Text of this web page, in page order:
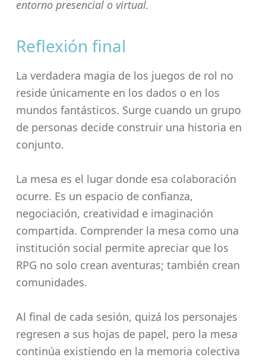
entorno presencial o virtual.
Reflexión final
La verdadera magia de los juegos de rol no
reside únicamente en los dados o en los
mundos fantásticos. Surge cuando un grupo
de personas decide construir una historia en
conjunto.
La mesa es el lugar donde esa colaboración
ocurre. Es un espacio de confianza,
negociación, creatividad e imaginación
compartida. Comprender la mesa como una
institución social permite apreciar que los
RPG no solo crean aventuras; también crean
comunidades.
Al final de cada sesión, quizá los personajes
regresen a sus hojas de papel, pero la mesa
continúa existiendo en la memoria colectiva